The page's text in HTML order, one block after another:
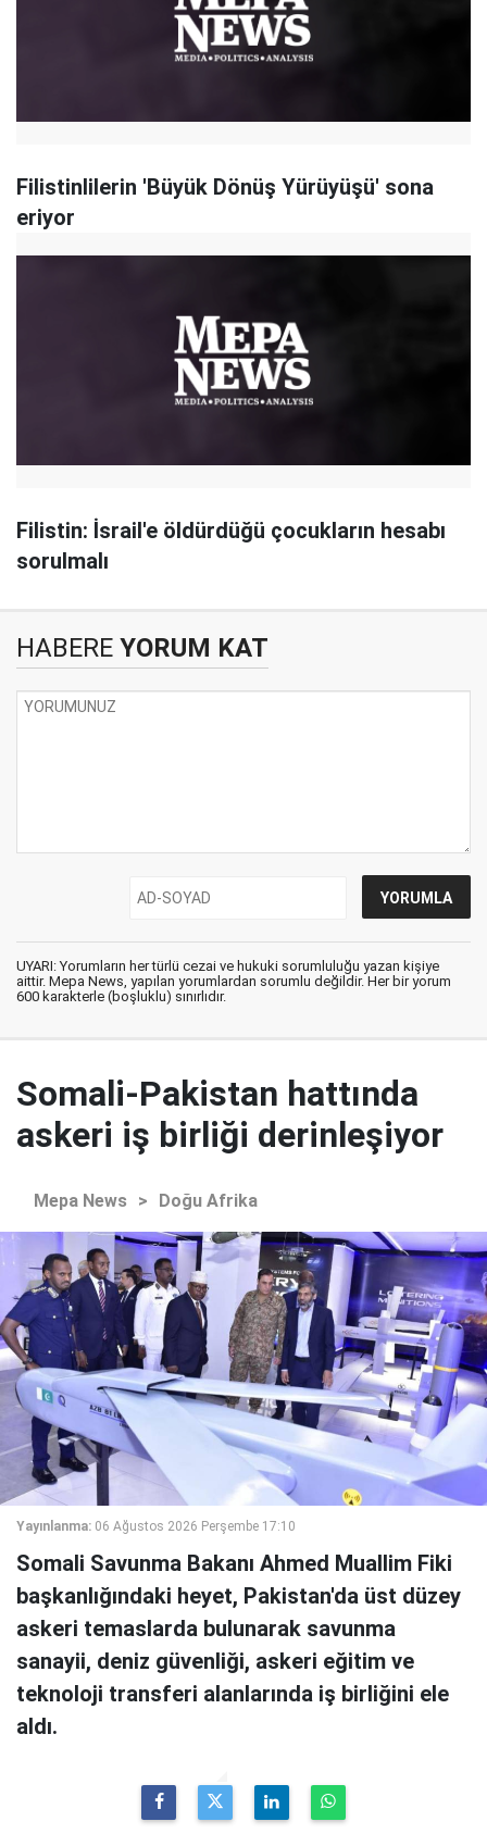
Filistinlilerin 'Büyük Dönüş Yürüyüşü' sona
eriyor
Filistin: İsrail'e öldürdüğü çocukların hesabı
sorulmalı
HABERE YORUM KAT
UYARI: Yorumların her türlü cezai ve hukuki sorumluluğu yazan kişiye
aittir. Mepa News, yapılan yorumlardan sorumlu değildir. Her bir yorum
600 karakterle (boşluklu) sınırlıdır.
Somali-Pakistan hattında
askeri iş birliği derinleşiyor
Mepa News > Doğu Afrika
Yayınlanma: 06 Ağustos 2026 Perşembe 17:10
Somali Savunma Bakanı Ahmed Muallim Fiki
başkanlığındaki heyet, Pakistan'da üst düzey
askeri temaslarda bulunarak savunma
sanayii, deniz güvenliği, askeri eğitim ve
teknoloji transferi alanlarında iş birliğini ele
aldı.